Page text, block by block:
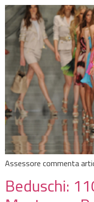
Assessore commenta
Beduschi: